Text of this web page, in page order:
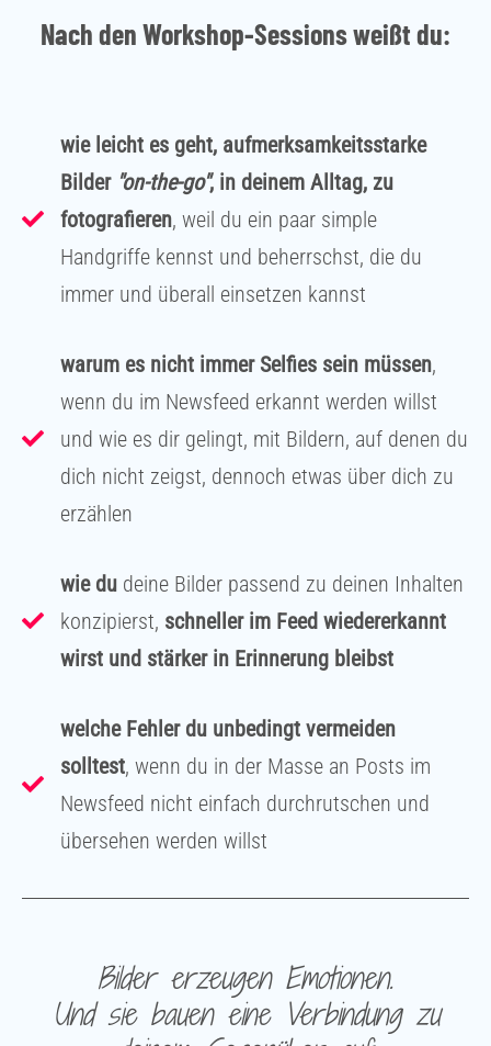
Nach den Workshop-Sessions weißt du:
wie leicht es geht, aufmerksamkeitsstarke
Bilder "on-the-go", in deinem Alltag, zu
fotografieren, weil du ein paar simple
Handgriffe kennst und beherrschst, die du
immer und überall einsetzen kannst
warum es nicht immer Selfies sein müssen,
wenn du im Newsfeed erkannt werden willst
und wie es dir gelingt, mit Bildern, auf denen du
dich nicht zeigst, dennoch etwas über dich zu
erzählen
wie du deine Bilder passend zu deinen Inhalten
konzipierst, schneller im Feed wiedererkannt
wirst und stärker in Erinnerung bleibst
welche Fehler du unbedingt vermeiden
solltest, wenn du in der Masse an Posts im
Newsfeed nicht einfach durchrutschen und
übersehen werden willst
Bilder erzeugen Emotionen.
Und sie bauen eine Verbindung zu